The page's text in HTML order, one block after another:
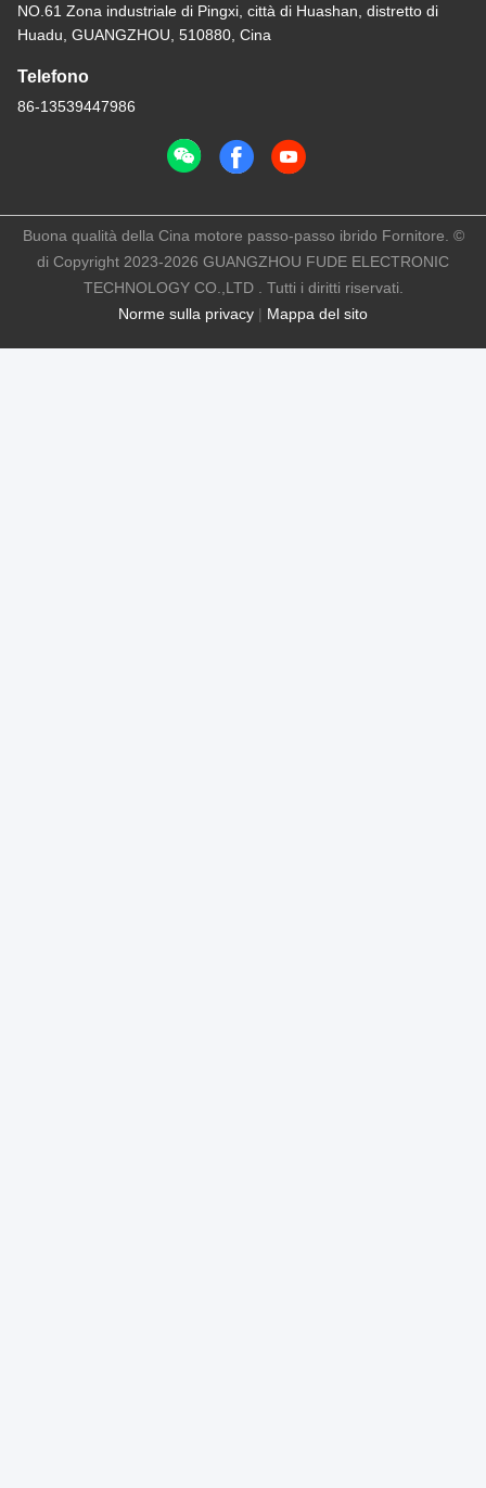
NO.61 Zona industriale di Pingxi, città di Huashan, distretto di
Huadu, GUANGZHOU, 510880, Cina
Telefono
86-13539447986
Norme sulla privacy | Mappa del sito
Buona qualità della Cina motore passo-passo ibrido Fornitore. ©
di Copyright 2023-2026 GUANGZHOU FUDE ELECTRONIC
TECHNOLOGY CO.,LTD . Tutti i diritti riservati.